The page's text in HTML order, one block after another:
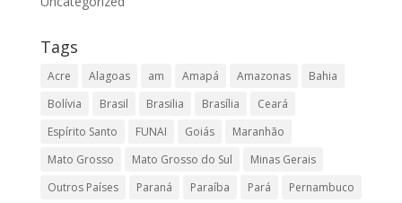
Tags
Acre Alagoas am Amapá Amazonas
Bahia
Bolívia
Brasil Brasilia Brasília
Ceará
Espírito Santo
FUNAI Goiás
Maranhão
Mato Grosso
Mato Grosso do Sul
Minas Gerais
Outros Países
Paraná Paraíba Pará
Pernambuco